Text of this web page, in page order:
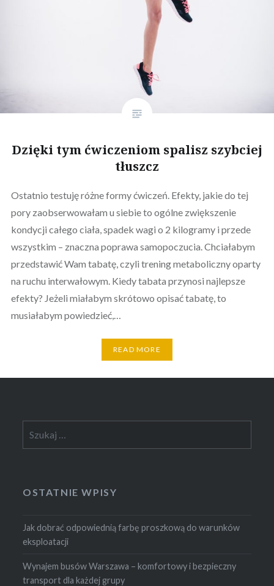
Dzięki tym ćwiczeniom spalisz szybciej
tłuszcz
Ostatnio testuję różne formy ćwiczeń. Efekty, jakie do tej
pory zaobserwowałam u siebie to ogólne zwiększenie
kondycji całego ciała, spadek wagi o 2 kilogramy i przede
wszystkim – znaczna poprawa samopoczucia. Chciałabym
przedstawić Wam tabatę, czyli trening metaboliczny oparty
na ruchu interwałowym. Kiedy tabata przynosi najlepsze
efekty? Jeżeli miałabym skrótowo opisać tabatę, to
musiałabym powiedzieć,…
READ MORE
OSTATNIE WPISY
Jak dobrać odpowiednią farbę proszkową do warunków
eksploatacji
Wynajem busów Warszawa – komfortowy i bezpieczny
transport dla każdej grupy